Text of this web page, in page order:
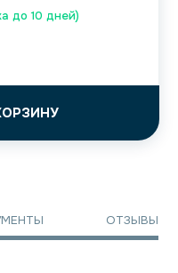
до 10 дней)
ОТЗЫВЫ